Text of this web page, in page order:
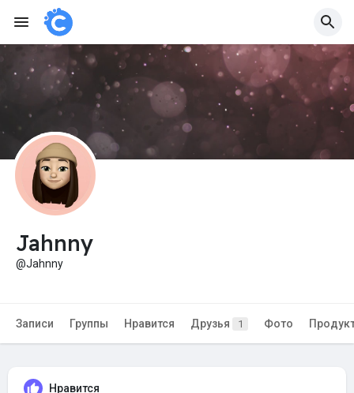
Jahnny
@Jahnny
Записи Группы Нравится Друзья 1 Фото
Нравится